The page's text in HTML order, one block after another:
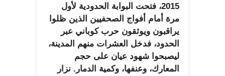
2015، فتحت البوابة الحدودية لأول
مرة أمام أفواج الصحفيين الذين ظلوا
يراقبون ويوثقون حرب كوباني عبر
الحدود، فدخل العشرات منهم المدينة،
ليصبحوا شهود عيان على حجم
المعارك، وعنفها، وكمية الدمار. نزار